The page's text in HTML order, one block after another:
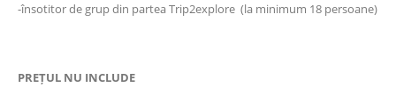
-însotitor de grup din partea Trip2explore (la minimum 18 persoane)
PREȚUL NU INCLUDE